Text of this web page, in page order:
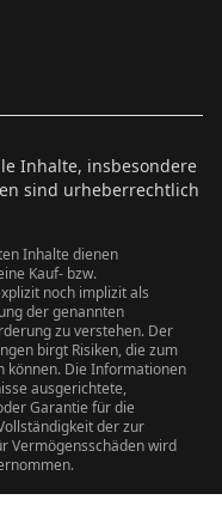
Inhalte, insbesondere
sind urheberrechtlich
Inhalte dienen
Kauf- bzw.
noch implizit als
der genannten
zu verstehen. Der
birgt Risiken, die zum
können. Die Informationen
ausgerichtete,
Garantie für die
der zur
Vermögensschäden wird